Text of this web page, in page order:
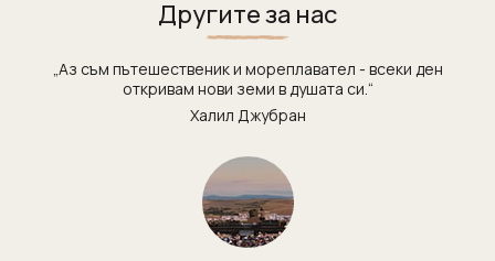
Другите за нас
„Аз съм пътешественик и мореплавател - всеки ден
откривам нови земи в душата си.“
Халил Джубран